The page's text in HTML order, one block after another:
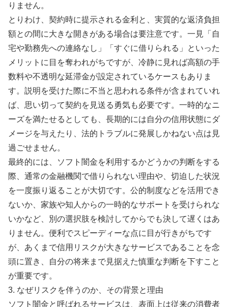
りません。
とりわけ、契約時に提示される金利と、実質的な返済負担
額との間に大きな開きがある場合は要注意です。一見「自
宅や勤務先への連絡なし」「すぐに借りられる」といった
メリットに目を奪われがちですが、冷静に見れば高額の手
数料や不透明な延滞金が設定されているケースもありま
す。説明を受けた際に不当と思われる条件が含まれていれ
ば、思い切って契約を見送る勇気も必要です。一時的なニ
ーズを満たせるとしても、長期的には自分の信用状態にダ
メージを与えたり、法的トラブルに発展しかねない点は見
過ごせません。
最終的には、ソフト闇金を利用するかどうかの判断をする
際、通常の金融機関で借りられない理由や、切迫した状況
を一度振り返ることが大切です。公的制度などを活用でき
ないか、家族や知人からの一時的なサポートを受けられな
いかなど、別の選択肢を検討してからでも決して遅くはあ
りません。便利でスピーディーな点に目が行きがちです
が、あくまで信用リスクが大きなサービスであることを念
頭に置き、自分の将来まで見据えた慎重な判断を下すこと
が重要です。
3. なぜリスクを伴うのか、その背景と理由
ソフト闇金と呼ばれるサービスは、表面上は従来の消費者